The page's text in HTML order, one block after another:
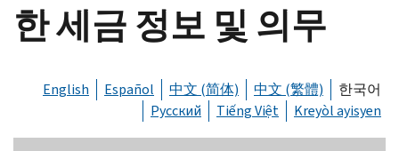
한 세금 정보 및 의무
English Español 中文 (简体) 中文 (繁體)
한국어
Русский
Tiếng Việt Kreyòl ayisyen